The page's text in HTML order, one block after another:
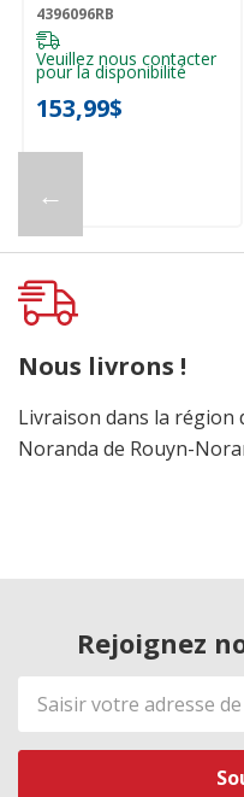
←
4396096RB
Veuillez nous contacter
pour la disponibilité
153,99$
Nous livrons !
Livraison dans la région
Noranda de Rouyn-
Rejoignez
Adresse
de
courriel